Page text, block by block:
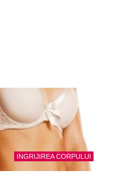
INGRIJIREA CORPULUI